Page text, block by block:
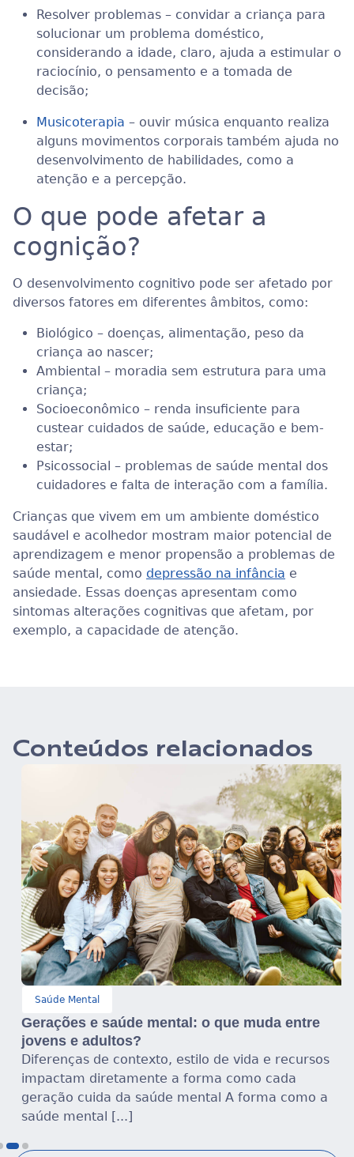
Resolver problemas – convidar a criança para
solucionar um problema doméstico,
considerando a idade, claro, ajuda a estimular o
raciocínio, o pensamento e a tomada de
decisão;
Musicoterapia – ouvir música enquanto realiza
alguns movimentos corporais também ajuda no
desenvolvimento de habilidades, como a
atenção e a percepção.
O que pode afetar a
cognição?
O desenvolvimento cognitivo pode ser afetado por
diversos fatores em diferentes âmbitos, como:
Biológico – doenças, alimentação, peso da
criança ao nascer;
Ambiental – moradia sem estrutura para uma
criança;
Socioeconômico – renda insuficiente para
custear cuidados de saúde, educação e bem-
estar;
Psicossocial – problemas de saúde mental dos
cuidadores e falta de interação com a família.
Crianças que vivem em um ambiente doméstico
saudável e acolhedor mostram maior potencial de
aprendizagem e menor propensão a problemas de
saúde mental, como depressão na infância e
ansiedade. Essas doenças apresentam como
sintomas alterações cognitivas que afetam, por
exemplo, a capacidade de atenção.
Conteúdos relacionados
Saúde Mental
Gerações e saúde mental: o que muda entre
jovens e adultos?
Diferenças de contexto, estilo de vida e recursos
impactam diretamente a forma como cada
geração cuida da saúde mental A forma como a
saúde mental [...]